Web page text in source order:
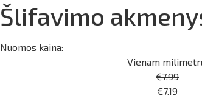
Šlifavimo
Nuomos kaina:
Vienam
€7.99
€7.19